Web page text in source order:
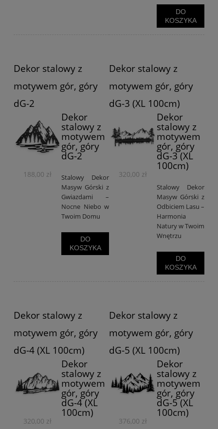
DO
KOSZYKA
Dekor stalowy z
motywem gór, góry
dG-2
188,00 zł
Dekor
stalowy z
motywem
gór, góry
dG-2
Stalowy Dekor
Masyw Górski z
Gwiazdami –
Nocne Niebo w
Twoim Domu
DO
KOSZYKA
Dekor stalowy z
motywem gór, góry
dG-3 (XL 100cm)
320,00 zł
Dekor
stalowy z
motywem
gór, góry
dG-3 (XL
100cm)
Stalowy Dekor
Masyw Górski z
Odbiciem Lasu –
Harmonia
Natury w Twoim
Wnętrzu
DO
KOSZYKA
Dekor stalowy z
motywem gór, góry
dG-4 (XL 100cm)
320,00 zł
Dekor
stalowy z
motywem
gór, góry
dG-4 (XL
100cm)
Dekor stalowy z
motywem gór, góry
dG-5 (XL 100cm)
376,00 zł
Dekor
stalowy z
motywem
gór, góry
dG-5 (XL
100cm)